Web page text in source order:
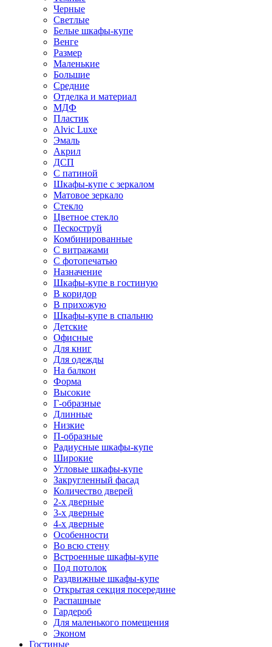
Черные
Светлые
Белые шкафы-купе
Венге
Размер
Маленькие
Большие
Средние
Отделка и материал
МДФ
Пластик
Alvic Luxe
Эмаль
Акрил
ДСП
С патиной
Шкафы-купе с зеркалом
Матовое зеркало
Стекло
Цветное стекло
Пескоструй
Комбинированные
С витражами
С фотопечатью
Назначение
Шкафы-купе в гостиную
В коридор
В прихожую
Шкафы-купе в спальню
Детские
Офисные
Для книг
Для одежды
На балкон
Форма
Высокие
Г-образные
Длинные
Низкие
П-образные
Радиусные шкафы-купе
Широкие
Угловые шкафы-купе
Закругленный фасад
Количество дверей
2-х дверные
3-х дверные
4-х дверные
Особенности
Во всю стену
Встроенные шкафы-купе
Под потолок
Раздвижные шкафы-купе
Открытая секция посередине
Распашные
Гардероб
Для маленького помещения
Эконом
Гостиные